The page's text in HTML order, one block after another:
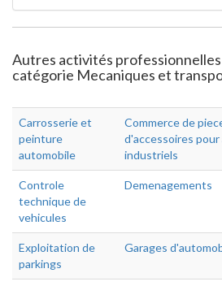
Autres activités professionnelles
catégorie Mecaniques et
Carrosserie et
peinture
automobile
Commerce de
d'accessoires
industriels
Controle
technique de
vehicules
Demenagements
Exploitation de
parkings
Garages